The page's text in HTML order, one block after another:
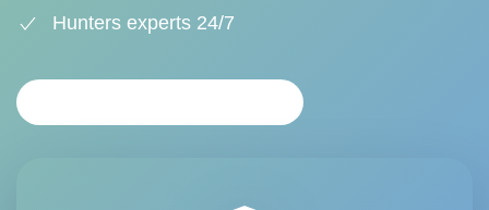
Hunters experts 24/7